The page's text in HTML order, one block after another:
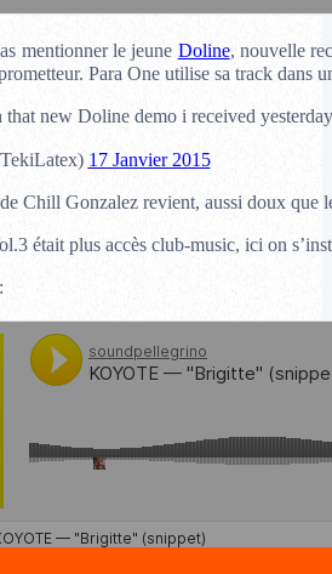
mentionner le jeune Doline, nouvelle
Para One utilise sa track
new Doline demo i received
17 Janvier 2015
Chill Gonzalez revient, aussi doux que
était plus accès club-music, ici on